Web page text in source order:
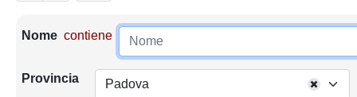
Nome contiene
Provincia Padova